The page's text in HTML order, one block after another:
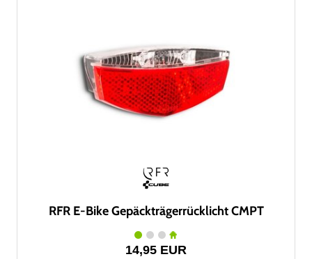
RFR E-Bike Gepäckträgerrücklicht CMPT
14,95 EUR